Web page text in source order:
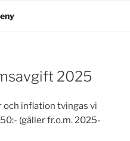
2025
och inflation tvingas vi
(gäller fr.o.m. 2025-